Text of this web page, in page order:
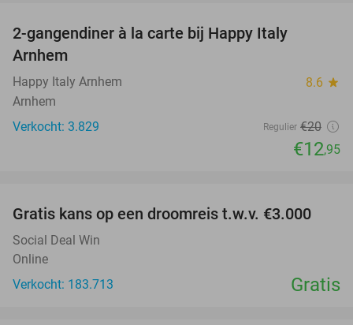
2-gangendiner à la carte bij Happy Italy
Arnhem
Happy Italy Arnhem 8.6 star
Arnhem
Verkocht: 3.829
Regulier €20
€12,95
Gratis kans op een droomreis t.w.v. €3.000
Social Deal Win
Online
Verkocht: 183.713
Gratis